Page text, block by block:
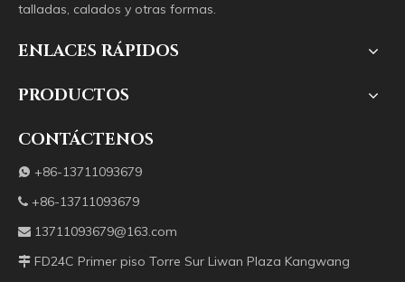
talladas, calados y otras formas.
ENLACES RÁPIDOS
PRODUCTOS
CONTÁCTENOS
 +86-13711093679
 +86-13711093679
 13711093679@163.com
 FD24C Primer piso Torre Sur Liwan Plaza Kangwang